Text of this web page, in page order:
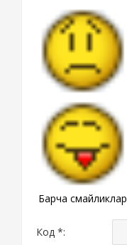
Барча смайликлар
Код *: